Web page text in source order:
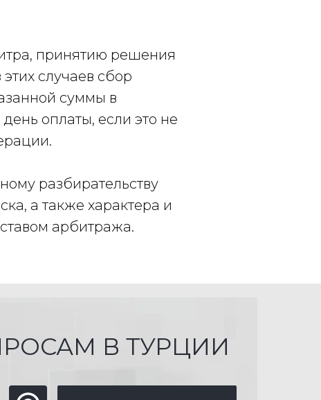
принятию решения
случаев сбор
суммы в
оплаты, если это не
разбирательству
а также характера и
арбитража.
В ТУРЦИИ